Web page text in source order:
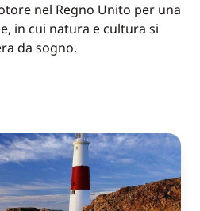
nel Regno Unito per una
in cui natura e cultura si
da sogno.